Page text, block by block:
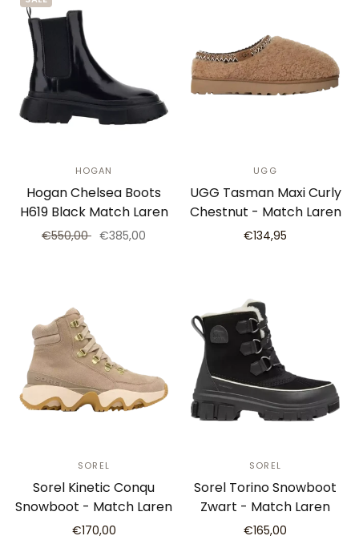
HOGAN
Hogan Chelsea Boots
H619 Black Match Laren
€550,00 €385,00
UGG
UGG Tasman Maxi Curly
Chestnut - Match Laren
€134,95
SOREL
Sorel Kinetic Conqu
Snowboot - Match Laren
€170,00
SOREL
Sorel Torino Snowboot
Zwart - Match Laren
€165,00